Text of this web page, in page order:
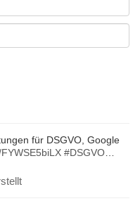
für DSGVO, Google
#DSGVO